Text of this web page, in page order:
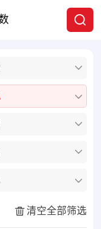
清空全部筛选